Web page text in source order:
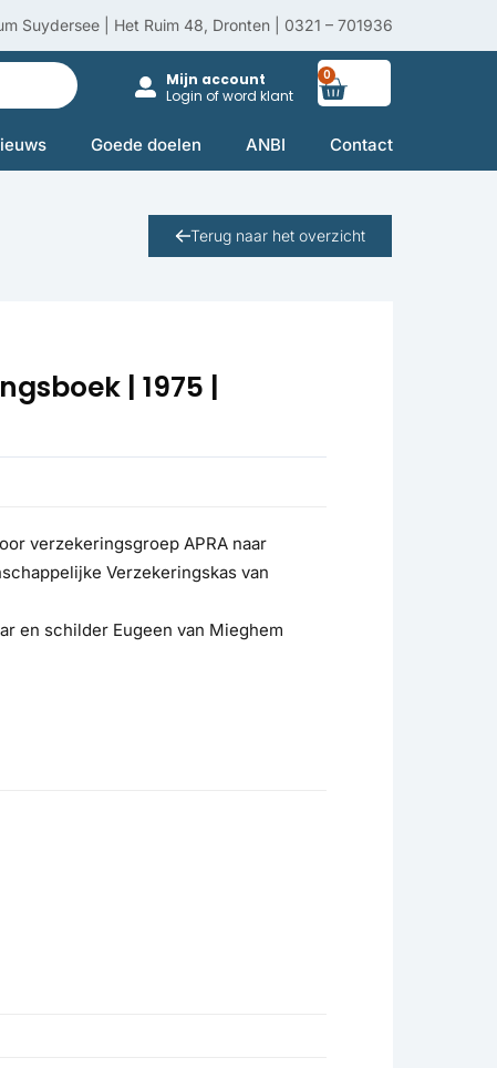
Suydersee | Het Ruim 48, Dronten | 0321 – 701936
Mijn account
Login of word klant
0
Goede doelen ANBI Contact
Terug naar het overzicht
| 1975 |
verzekeringsgroep APRA naar
Verzekeringskas van
en schilder Eugeen van Mieghem